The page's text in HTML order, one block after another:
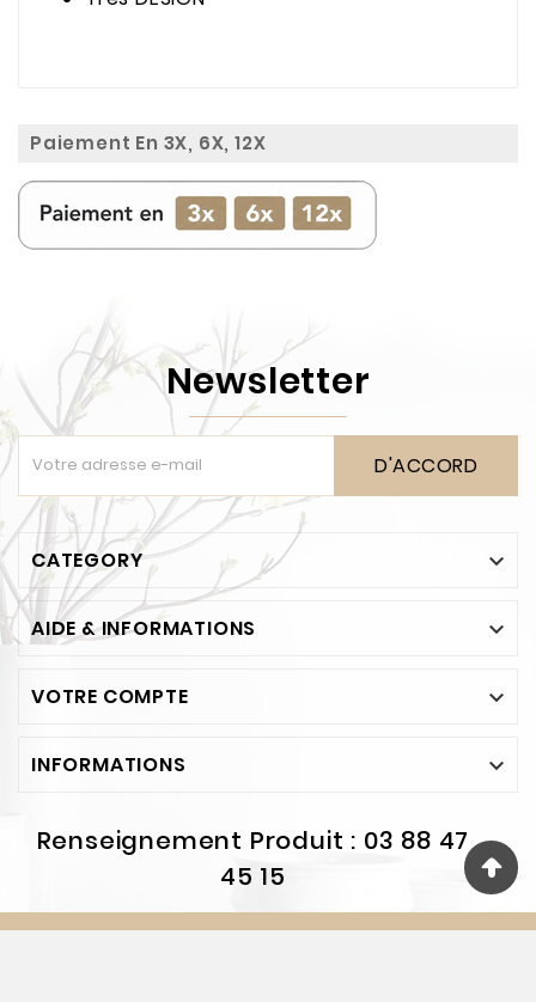
Paiement En 3X, 6X, 12X
Newsletter
D'ACCORD
CATEGORY 
AIDE & INFORMATIONS 
VOTRE COMPTE 
INFORMATIONS 
Renseignement Produit : 03 88 47
45 15